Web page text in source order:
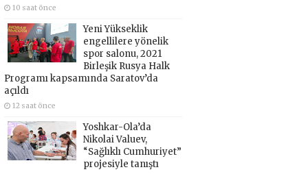
10 saat önce
Yeni Yükseklik
engellilere yönelik
spor salonu, 2021
Birleşik Rusya Halk
Programı kapsamında Saratov’da
açıldı
12 saat önce
Yoshkar-Ola’da
Nikolai Valuev,
“Sağlıklı Cumhuriyet”
projesiyle tanıştı